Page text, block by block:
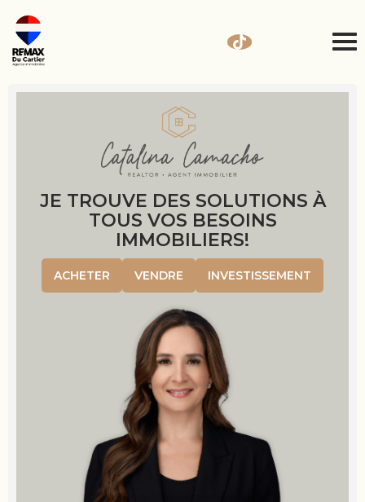
JE TROUVE DES SOLUTIONS À
TOUS VOS BESOINS
IMMOBILIERS!
ACHETER VENDRE INVESTISSEMENT